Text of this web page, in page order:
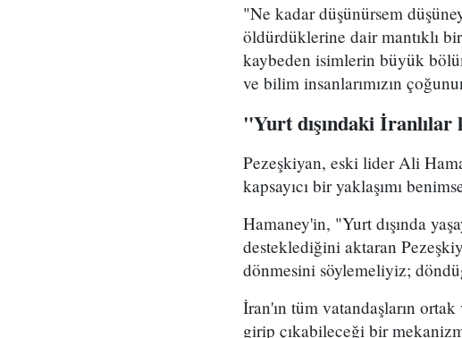
"Ne kadar düşünürsem
öldürdüklerine dair mantıklı
kaybeden isimlerin büyük
ve bilim insanlarımızın
"Yurt dışındaki
Pezeşkiyan, eski lider Ali
kapsayıcı bir yaklaşımı
Hamaney'in, "Yurt dışında
desteklediğini aktaran
dönmesini söylemeliyiz;
İran'ın tüm vatandaşların
girip çıkabileceği bir